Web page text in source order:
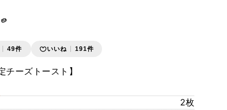
49件 いいね 191件
チーズトースト】
2枚